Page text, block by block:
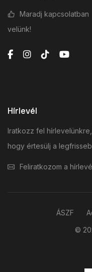
Maradj kapcsolatban
velünk!
Hírlevél
Iratkozz fel hírlevelünkre,
hogy értesülj a
Feliratkozom a
©
ÁSZF